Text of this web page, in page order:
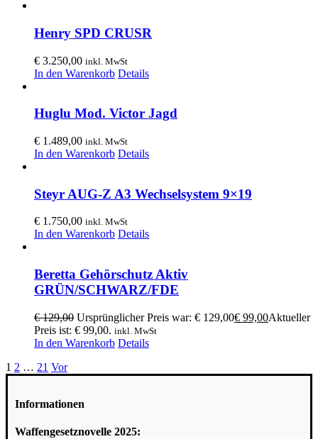
Henry SPD CRUSR
€ 3.250,00 inkl. MwSt
In den Warenkorb Details
Huglu Mod. Victor Jagd
€ 1.489,00 inkl. MwSt
In den Warenkorb Details
Steyr AUG-Z A3 Wechselsystem 9×19
€ 1.750,00 inkl. MwSt
In den Warenkorb Details
Beretta Gehörschutz Aktiv
GRÜN/SCHWARZ/FDE
€129,00 Ursprünglicher Preis war: € 129,00€ 99,00Aktueller
Preis ist: € 99,00. inkl. MwSt
In den Warenkorb Details
1 2 … 21 Vor
Informationen
Waffengesetznovelle 2025: